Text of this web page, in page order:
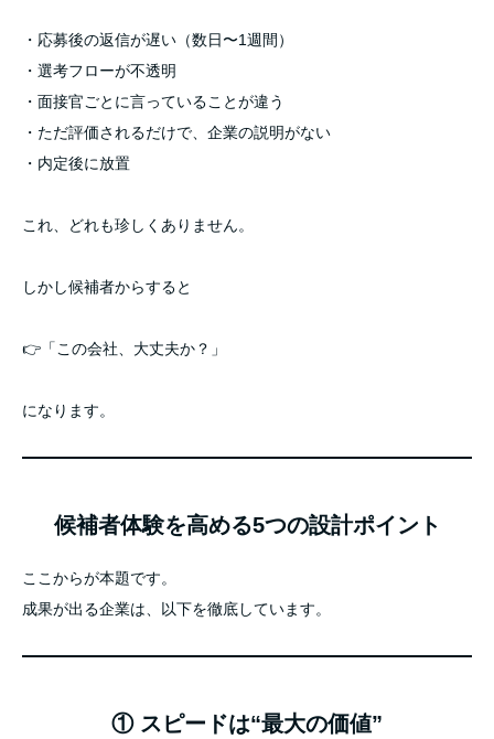
・応募後の返信が遅い（数日〜1週間）
・選考フローが不透明
・面接官ごとに言っていることが違う
・ただ評価されるだけで、企業の説明がない
・内定後に放置
これ、どれも珍しくありません。
しかし候補者からすると
👉「この会社、大丈夫か？」
になります。
候補者体験を高める5つの設計ポイント
ここからが本題です。
成果が出る企業は、以下を徹底しています。
① スピードは“最大の価値”